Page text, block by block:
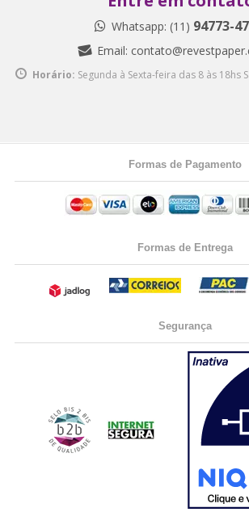
Whatsapp: (11) 94773-
Email:
Horário: Segunda à Sexta-feira das 8 às 18hs
Formas de Pagamento
Formas de Entrega
Segurança